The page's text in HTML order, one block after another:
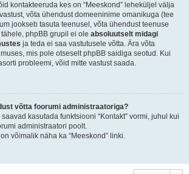
kontakteeruda kes on “Meeskond” leheküljel välja
võta ühendust domeeninime omanikuga (tee
jookseb tasuta teenusel, võta ühendust teenuse
phpBB grupil ei ole absoluutselt midagi
ja teda ei saa vastutusele võtta. Ära võta
mis pole otseselt phpBB saidiga seotud. Kui
probleemi, võid mitte vastust saada.
võtta foorumi administraatoriga?
kasutada funktsiooni “Kontakt” vormi, juhul kui
administraatori poolt.
võimalik näha ka “Meeskond” linki.